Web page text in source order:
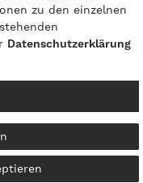
Mehrwertsteuer und zzgl.
zu den einzelnen
Daten­schutz­erklärung